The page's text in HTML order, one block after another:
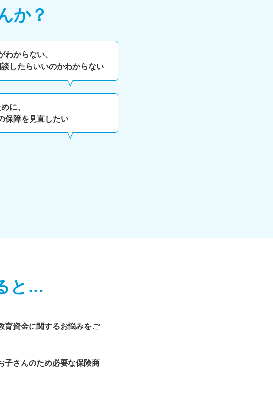
か？
わからない、
したらいいのかわからない
に、
保障を見直したい
と…
育資金に関するお悩みをご
子さんのため必要な保険商